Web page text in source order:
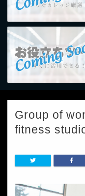
Group of
fitness